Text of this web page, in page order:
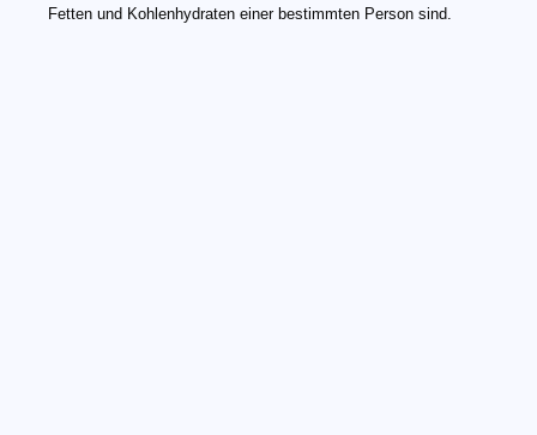
Fetten und Kohlenhydraten einer bestimmten Person sind.